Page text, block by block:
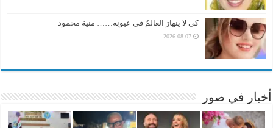
كي لا ينهارَ العالمُ في عيونِه…… منية محمود
2026-08-07
أخبار في صور